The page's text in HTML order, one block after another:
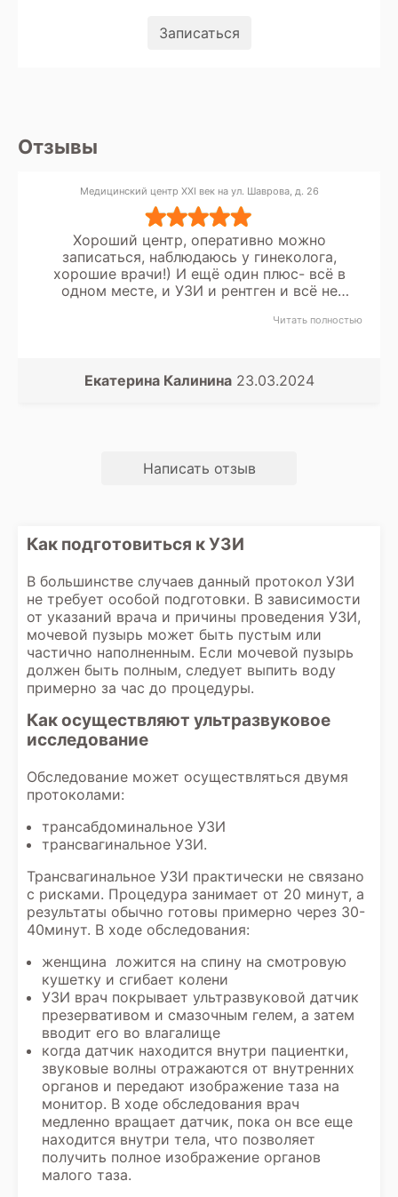
Записаться
Отзывы
Медицинский центр XXI век на ул. Шаврова, д. 26
Хороший центр, оперативно можно
записаться, наблюдаюсь у гинеколога,
хорошие врачи!) И ещё один плюс- всё в
одном месте, и УЗИ и рентген и всё не
Читать полностью
Екатерина Калинина23.03.2024
Написать отзыв
Как подготовиться к УЗИ
В большинстве случаев данный протокол УЗИ
не требует особой подготовки. В зависимости
от указаний врача и причины проведения УЗИ,
мочевой пузырь может быть пустым или
частично наполненным. Если мочевой пузырь
должен быть полным, следует выпить воду
примерно за час до процедуры.
Как осуществляют ультразвуковое
исследование
Обследование может осуществляться двумя
протоколами:
трансабдоминальное УЗИ
трансвагинальное УЗИ.
Трансвагинальное УЗИ практически не связано
с рисками. Процедура занимает от 20 минут, а
результаты обычно готовы примерно через 30-
40минут. В ходе обследования:
женщина ложится на спину на смотровую
кушетку и сгибает колени
УЗИ врач покрывает ультразвуковой датчик
презервативом и смазочным гелем, а затем
вводит его во влагалище
когда датчик находится внутри пациентки,
звуковые волны отражаются от внутренних
органов и передают изображение таза на
монитор. В ходе обследования врач
медленно вращает датчик, пока он все еще
находится внутри тела, что позволяет
получить полное изображение органов
малого таза.